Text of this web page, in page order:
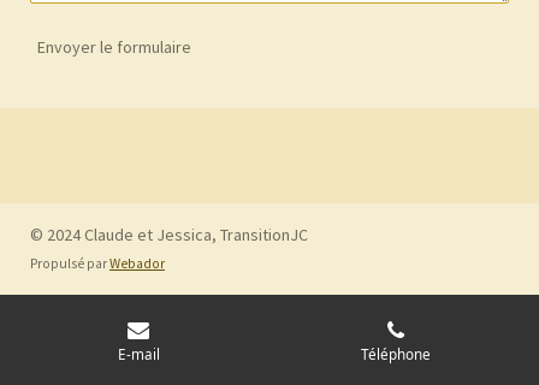
Envoyer le formulaire
© 2024 Claude et Jessica, TransitionJC
Propulsé parWebador
E-mail Téléphone